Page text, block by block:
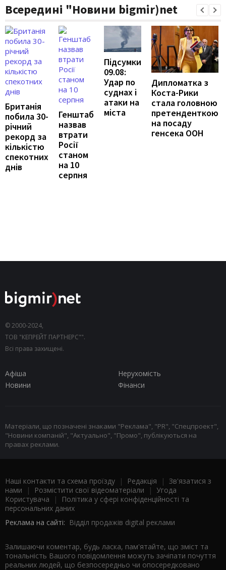
Всередині "Новини bigmir)net
Британія
побила 30-
річний
рекорд за
кількістю
спекотних
днів
Генштаб
назвав
втрати
Росії
станом
на 10
серпня
Підсумки
09.08:
Удар по
суднах і
атаки на
міста
Дипломатка з
Коста-Рики
стала головною
претенденткою
на посаду
генсека ООН
© 2000-2024,
ТОВ "КЕПРЕЙТ ПАРТНЕРС"".
Всі права захищені.
Афіша
Нерухомість
Новини
Фінанси
Матеріали, що позначені знаками "Реклама", "PR", "Спецпроект",
"Новини компаній", "Актуально", "Промо", публікуються на
правах реклами.
Наші контакти та схема проїзду | Редакція | Зв'язатися з
нами | Розмістити свої відеоматеріали | Угода
Користувача |
Політика у сфері конфіденційності та
персональних даних
Реклама на сайті: Відділ продажів digital реклами
Залишаючи коментар, будь ласка, пам'ятайте, що зміст та
тональність Вашого повідомлення можуть зачіпати почуття
реальних людей, що безпосередньо чи опосередковано